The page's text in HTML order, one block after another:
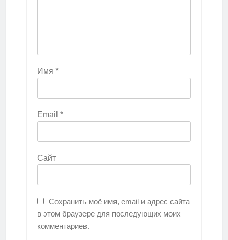
Имя *
Email *
Сайт
Сохранить моё имя, email и адрес сайта
в этом браузере для последующих моих
комментариев.